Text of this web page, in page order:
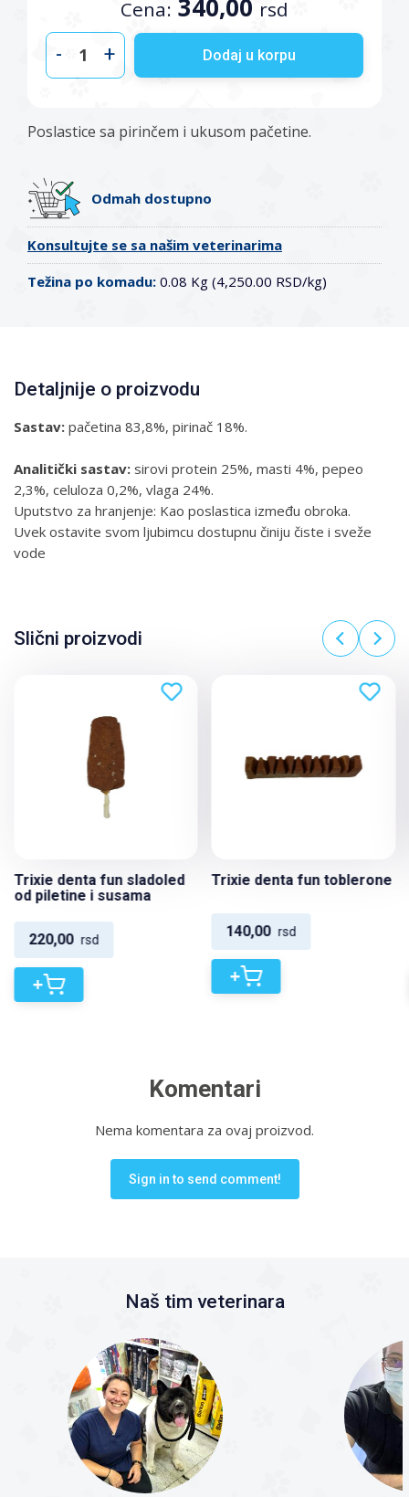
Cena: 340,00 rsd
- + Dodaj u korpu
Poslastice sa pirinčem i ukusom pačetine.
Odmah dostupno
Konsultujte se sa našim veterinarima
Težina po komadu: 0.08 Kg (4,250.00 RSD/kg)
Detaljnije o proizvodu
Sastav: pačetina 83,8%, pirinač 18%.
Analitički sastav: sirovi protein 25%, masti 4%, pepeo
2,3%, celuloza 0,2%, vlaga 24%.
Uputstvo za hranjenje: Kao poslastica između obroka.
Uvek ostavite svom ljubimcu dostupnu činiju čiste i sveže
vode
Slični proizvodi
Trixie denta fun sladoled
od piletine i susama
220,00 rsd
+
Trixie denta fun toblerone
140,00 rsd
+
Komentari
Nema komentara za ovaj proizvod.
Sign in to send comment!
Naš tim veterinara